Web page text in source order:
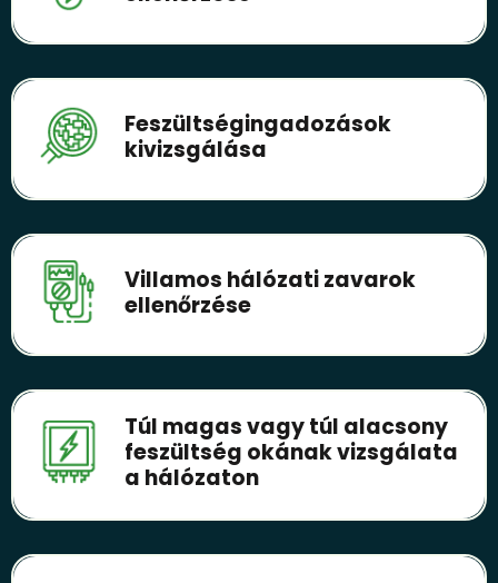
Feszültségingadozások
kivizsgálása
Villamos hálózati zavarok
ellenőrzése
Túl magas vagy túl alacsony
feszültség okának vizsgálata
a hálózaton